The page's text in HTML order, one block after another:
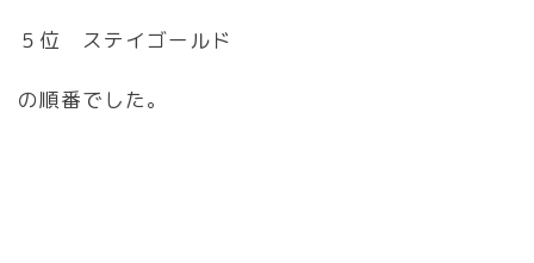
５位 ステイゴールド
の順番でした。